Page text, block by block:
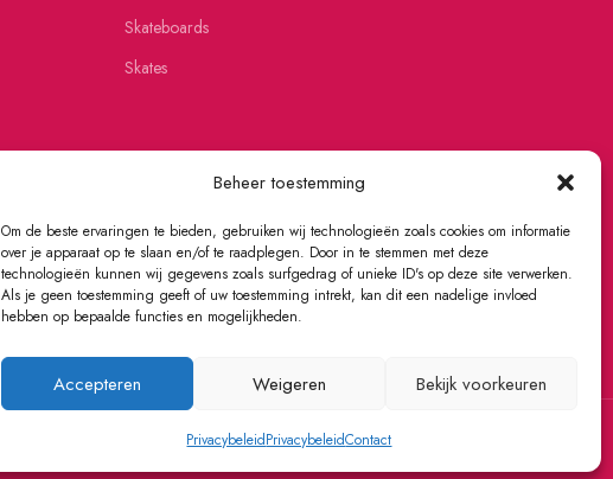
Beheer toestemming
Om de beste ervaringen te bieden, gebruiken wij technologieën zoals cookies om informatie
over je apparaat op te slaan en/of te raadplegen. Door in te stemmen met deze
technologieën kunnen wij gegevens zoals surfgedrag of unieke ID's op deze site verwerken.
Als je geen toestemming geeft of uw toestemming intrekt, kan dit een nadelige invloed
hebben op bepaalde functies en mogelijkheden.
Accepteren Weigeren Bekijk voorkeuren
PrivacybeleidPrivacybeleidContact
Skateboards
Skates